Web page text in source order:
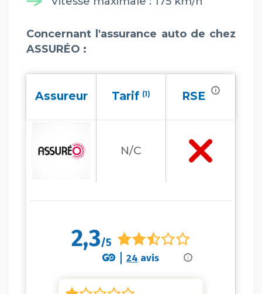
Concernant l'assurance auto de chez
ASSURÉO :
Assureur Tarif (1) RSE i
N/C
i
2,3/5
24 avis